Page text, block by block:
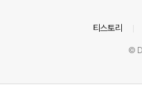
티스토리
©